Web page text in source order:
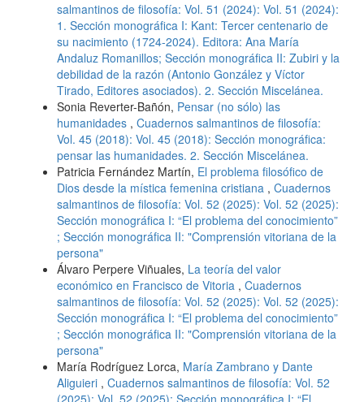
salmantinos de filosofía: Vol. 51 (2024): Vol. 51 (2024):
1. Sección monográfica I: Kant: Tercer centenario de
su nacimiento (1724-2024). Editora: Ana María
Andaluz Romanillos; Sección monográfica II: Zubiri y la
debilidad de la razón (Antonio González y Víctor
Tirado, Editores asociados). 2. Sección Miscelánea.
Sonia Reverter-Bañón, Pensar (no sólo) las
humanidades , Cuadernos salmantinos de filosofía:
Vol. 45 (2018): Vol. 45 (2018): Sección monográfica:
pensar las humanidades. 2. Sección Miscelánea.
Patricia Fernández Martín, El problema filosófico de
Dios desde la mística femenina cristiana , Cuadernos
salmantinos de filosofía: Vol. 52 (2025): Vol. 52 (2025):
Sección monográfica I: “El problema del conocimiento”
; Sección monográfica II: "Comprensión vitoriana de la
persona"
Álvaro Perpere Viñuales, La teoría del valor
económico en Francisco de Vitoria , Cuadernos
salmantinos de filosofía: Vol. 52 (2025): Vol. 52 (2025):
Sección monográfica I: “El problema del conocimiento”
; Sección monográfica II: "Comprensión vitoriana de la
persona"
María Rodríguez Lorca, María Zambrano y Dante
Aliguieri , Cuadernos salmantinos de filosofía: Vol. 52